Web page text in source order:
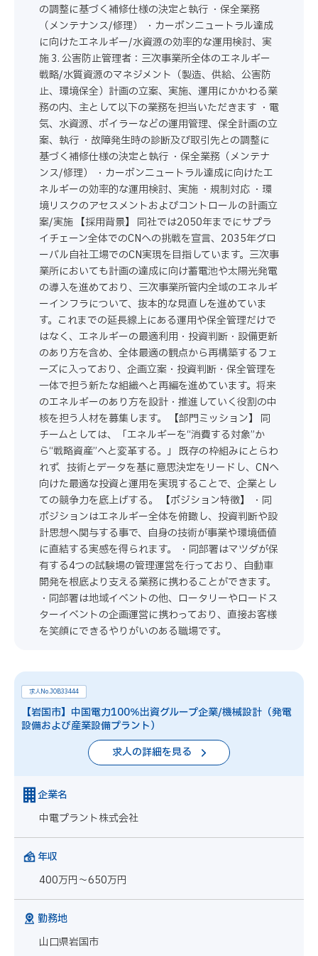
の調整に基づく補修仕様の決定と執行 ・保全業務
（メンテナンス/修理） ・カーボンニュートラル達成
に向けたエネルギー/水資源の効率的な運用検討、実
施 3. 公害防止管理者：三次事業所全体のエネルギー
戦略/水質資源のマネジメント（製造、供給、公害防
止、環境保全）計画の立案、実施、運用にかかわる業
務の内、主として以下の業務を担当いただきます ・電
気、水資源、ボイラーなどの運用管理、保全計画の立
案、執行 ・故障発生時の診断及び取引先との調整に
基づく補修仕様の決定と執行 ・保全業務（メンテナ
ンス/修理） ・カーボンニュートラル達成に向けたエ
ネルギーの効率的な運用検討、実施 ・規制対応 ・環
境リスクのアセスメントおよびコントロールの計画立
案/実施 【採用背景】 同社では2050年までにサプラ
イチェーン全体でのCNへの挑戦を宣言、2035年グロ
ーバル自社工場でのCN実現を目指しています。三次事
業所においても計画の達成に向け蓄電池や太陽光発電
の導入を進めており、三次事業所管内全域のエネルギ
ーインフラについて、抜本的な見直しを進めていま
す。これまでの延長線上にある運用や保全管理だけで
はなく、エネルギーの最適利用・投資判断・設備更新
のあり方を含め、全体最適の観点から再構築するフェ
ーズに入っており、企画立案・投資判断・保全管理を
一体で担う新たな組織へと再編を進めています。将来
のエネルギーのあり方を設計・推進していく役割の中
核を担う人材を募集します。 【部門ミッション】 同
チームとしては、「エネルギーを“消費する対象”か
ら“戦略資産”へと変革する。」 既存の枠組みにとらわ
れず、技術とデータを基に意思決定をリードし、CNへ
向けた最適な投資と運用を実現することで、企業とし
ての競争力を底上げする。 【ポジション特徴】 ・同
ポジションはエネルギー全体を俯瞰し、投資判断や設
計思想へ関与する事で、自身の技術が事業や環境価値
に直結する実感を得られます。 ・同部署はマツダが保
有する4つの試験場の管理運営を行っており、自動車
開発を根底より支える業務に携わることができます。
・同部署は地域イベントの他、ロータリーやロードス
ターイベントの企画運営に携わっており、直接お客様
を笑顔にできるやりがいのある職場です。
求人No.JOB33444
【岩国市】中国電力100％出資グループ企業/機械設計（発電
設備および産業設備プラント）
求人の詳細を見る
企業名
中電プラント株式会社
年収
400万円～650万円
勤務地
山口県岩国市